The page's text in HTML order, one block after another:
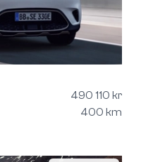
490 110 kr
400 km